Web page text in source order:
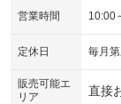
営業時間 10:00
定休日 毎月
販売可能エ
リア
直接